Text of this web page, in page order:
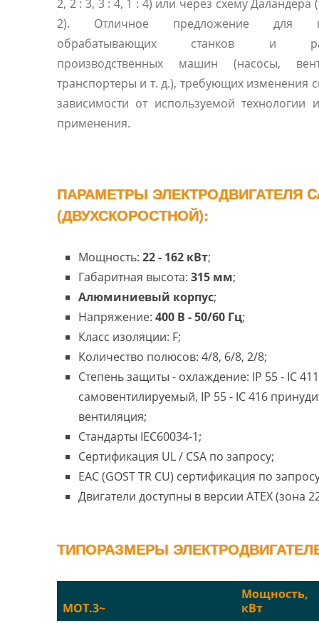
2, 2 : 3, 3 : 4, 1 : 4) или через схему Даландера
2). Отличное предложение для
обрабатывающих станков и
производственных машин (насосы,
транспортеры и т. д.), требующих изменения
зависимости от используемой технологии
применения.
ПАРАМЕТРЫ ЭЛЕКТРОДВИГАТЕЛЯ
(ДВУХСКОРОСТНОЙ):
Мощность: 22 - 162 кВт;
Габаритная высота: 315 мм;
Алюминиевый корпус;
Напряжение: 400 В - 50/60 Гц;
Класс изоляции: F;
Количество полюсов: 4/8, 6/8, 2/8;
Степень защиты - охлаждение: IP 55 - IC 411
самовентилируемый, IP 55 - IC 416
вентиляция;
Стандарты IEC60034-1;
Сертификация UL / CSA по запросу;
EAC (GOST TR CU) сертификация по
Двигатели доступны в версии ATEX (зона
ТИПОРАЗМЕРЫ
MOT.3~
Мощность,
кВт